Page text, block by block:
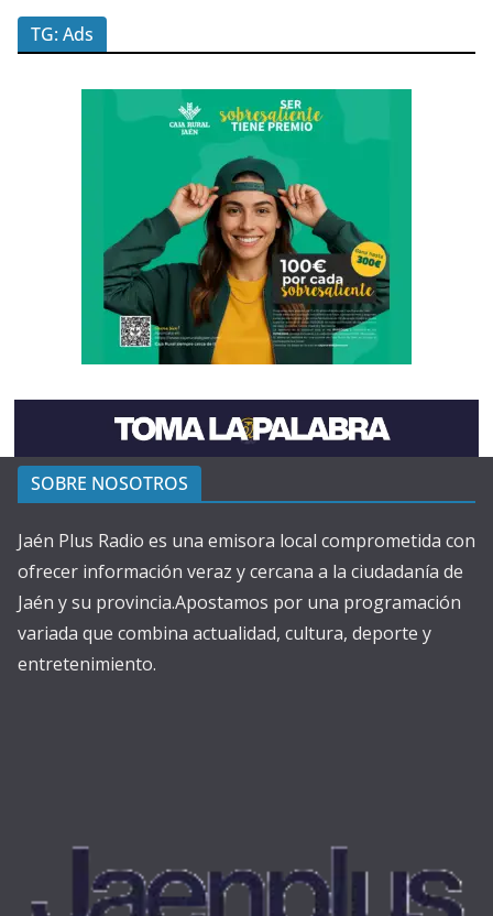
TG: Ads
SOBRE NOSOTROS
Jaén Plus Radio es una emisora local comprometida con
ofrecer información veraz y cercana a la ciudadanía de
Jaén y su provincia.Apostamos por una programación
variada que combina actualidad, cultura, deporte y
entretenimiento.